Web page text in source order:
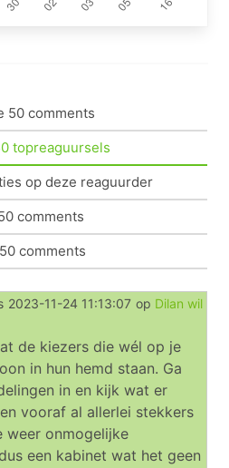
50 comments
topreaguursels
op deze reaguurder
comments
comments
2023-11-24 11:13:07 op Dilan wil
de kiezers die wél op je
in hun hemd staan. Ga
in en kijk wat er
vooraf al allerlei stekkers
weer onmogelijke
een kabinet wat het geen